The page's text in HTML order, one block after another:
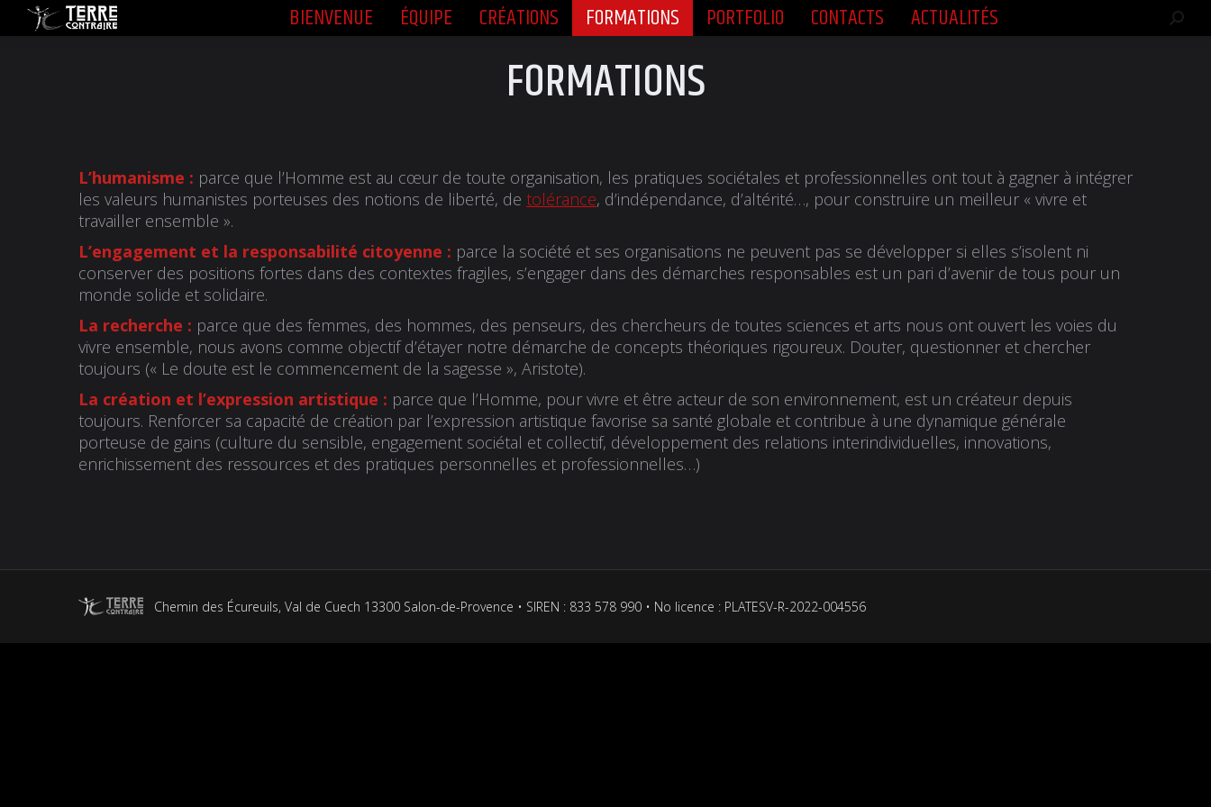
BIENVENUE ÉQUIPE CRÉATIONS FORMATIONS PORTFOLIO CONTACTS ACTUALITÉS
:
FORMATIONS
L’humanisme : parce que l’Homme est au cœur de toute organisation, les pratiques sociétales et professionnelles ont tout à gagner à intégrer
les valeurs humanistes porteuses des notions de liberté, de tolérance, d’indépendance, d’altérité…, pour construire un meilleur « vivre et
travailler ensemble ».
L’engagement et la responsabilité citoyenne : parce la société et ses organisations ne peuvent pas se développer si elles s’isolent ni
conserver des positions fortes dans des contextes fragiles, s’engager dans des démarches responsables est un pari d’avenir de tous pour un
monde solide et solidaire.
La recherche : parce que des femmes, des hommes, des penseurs, des chercheurs de toutes sciences et arts nous ont ouvert les voies du
vivre ensemble, nous avons comme objectif d’étayer notre démarche de concepts théoriques rigoureux. Douter, questionner et chercher
toujours (« Le doute est le commencement de la sagesse », Aristote).
La création et l’expression artistique : parce que l’Homme, pour vivre et être acteur de son environnement, est un créateur depuis
toujours. Renforcer sa capacité de création par l’expression artistique favorise sa santé globale et contribue à une dynamique générale
porteuse de gains (culture du sensible, engagement sociétal et collectif, développement des relations interindividuelles, innovations,
enrichissement des ressources et des pratiques personnelles et professionnelles…)
Chemin des Écureuils, Val de Cuech 13300 Salon-de-Provence • SIREN : 833 578 990 • No licence : PLATESV-R-2022-004556
BIENVENUE ÉQUIPE CRÉATIONS FORMATIONS PORTFOLIO CONTACTS ACTUALITÉS